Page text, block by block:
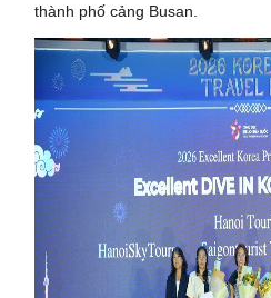
thành phố cảng Busan.